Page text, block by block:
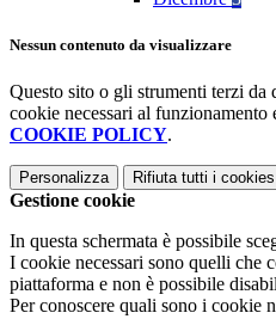
Nessun contenuto da visualizzare
Questo sito o gli strumenti terzi
cookie necessari al
COOKIE POLICY.
Personalizza Rifiuta tutti i cookies
Gestione cookie
In questa schermata è possibile
I cookie necessari sono quelli che
piattaforma e non è possibile
Per conoscere quali sono i cookie